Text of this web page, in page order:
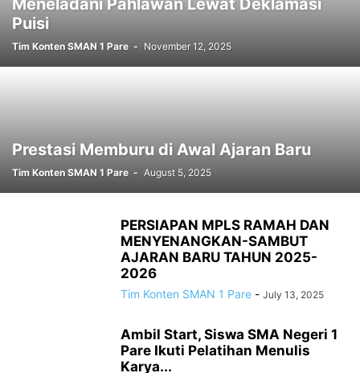
Meneladani Pahlawan Lewat Deklamasi
Puisi
Tim Konten SMAN 1 Pare - November 12, 2025
Prestasi Memburu di Awal Ajaran Baru
Tim Konten SMAN 1 Pare - August 5, 2025
PERSIAPAN MPLS RAMAH DAN
MENYENANGKAN-SAMBUT
AJARAN BARU TAHUN 2025-
2026
Tim Konten SMAN 1 Pare - July 13, 2025
Ambil Start, Siswa SMA Negeri 1
Pare Ikuti Pelatihan Menulis
Karya...